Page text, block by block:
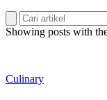
Showing posts with
Culinary